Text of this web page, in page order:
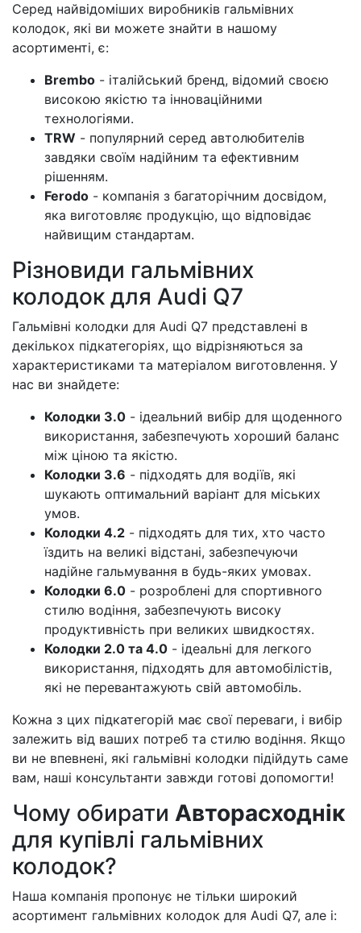
Серед найвідоміших виробників гальмівних
колодок, які ви можете знайти в нашому
асортименті, є:
Brembo - італійський бренд, відомий своєю
високою якістю та інноваційними
технологіями.
TRW - популярний серед автолюбителів
завдяки своїм надійним та ефективним
рішенням.
Ferodo - компанія з багаторічним досвідом,
яка виготовляє продукцію, що відповідає
найвищим стандартам.
Різновиди гальмівних
колодок для Audi Q7
Гальмівні колодки для Audi Q7 представлені в
декількох підкатегоріях, що відрізняються за
характеристиками та матеріалом виготовлення. У
нас ви знайдете:
Колодки 3.0 - ідеальний вибір для щоденного
використання, забезпечують хороший баланс
між ціною та якістю.
Колодки 3.6 - підходять для водіїв, які
шукають оптимальний варіант для міських
умов.
Колодки 4.2 - підходять для тих, хто часто
їздить на великі відстані, забезпечуючи
надійне гальмування в будь-яких умовах.
Колодки 6.0 - розроблені для спортивного
стилю водіння, забезпечують високу
продуктивність при великих швидкостях.
Колодки 2.0 та 4.0 - ідеальні для легкого
використання, підходять для автомобілістів,
які не перевантажують свій автомобіль.
Кожна з цих підкатегорій має свої переваги, і вибір
залежить від ваших потреб та стилю водіння. Якщо
ви не впевнені, які гальмівні колодки підійдуть саме
вам, наші консультанти завжди готові допомогти!
Чому обирати Авторасходнік
для купівлі гальмівних
колодок?
Наша компанія пропонує не тільки широкий
асортимент гальмівних колодок для Audi Q7, але і: